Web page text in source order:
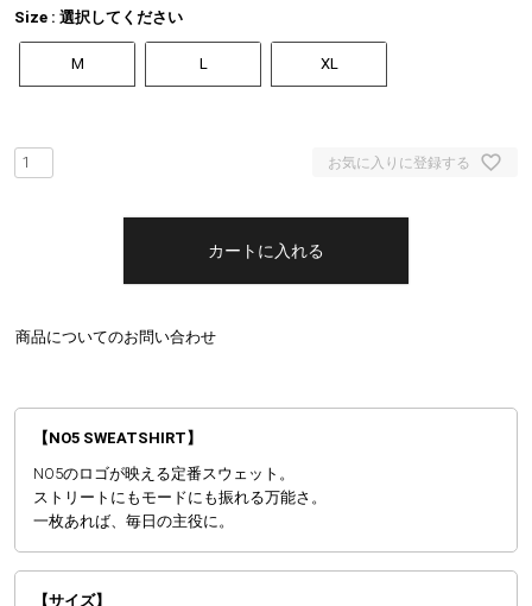
Size 選択してください
M L XL
お気に入りに登録する
カートに入れる
商品についてのお問い合わせ
【NO5 SWEATSHIRT】
NO5のロゴが映える定番スウェット。
ストリートにもモードにも振れる万能さ。
一枚あれば、毎日の主役に。
【サイズ】